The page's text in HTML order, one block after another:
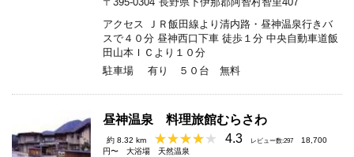
アクセス
ＪＲ飯田線より清内路・昼神温泉行きバ
スで４０分 昼神西口下車 徒歩１分 中央自動車道飯
田山本ＩＣより１０分
駐車場
有り ５０台 無料
昼神温泉 料理旅館むらさわ
約 8.32 km 4.3 レビュー数:297
18,700
円〜
大浴場 天然温泉